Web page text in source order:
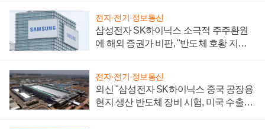
전자·전기·정보통신
삼성전자 SK하이닉스 소극적 주주환원
에 해외 증권가 비판, "반도체 호황 지속
전자·전기·정보통신
외신 "삼성전자 SK하이닉스 중국 공장용
현지 생산 반도체 장비 시험, 미국 수출통